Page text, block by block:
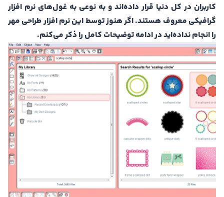
کاربران در کل دنیا قرار داده‌اند و به نوعی به غول‌های نرم افزار
گرافیکی معروف هستند. اگر هنوز توسط این نرم افزار طراحی مهر
را انجام نداده‌اید در ادامه توضيحات کامل را ذکر می‌کنم.